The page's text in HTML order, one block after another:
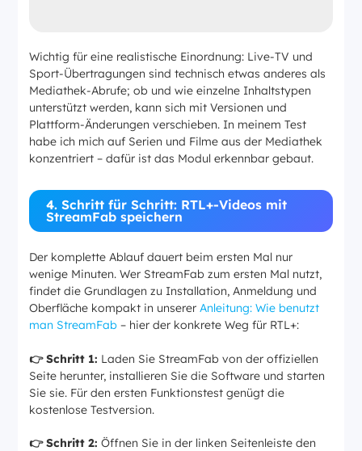
Wichtig für eine realistische Einordnung: Live-TV und
Sport-Übertragungen sind technisch etwas anderes als
Mediathek-Abrufe; ob und wie einzelne Inhaltstypen
unterstützt werden, kann sich mit Versionen und
Plattform-Änderungen verschieben. In meinem Test
habe ich mich auf Serien und Filme aus der Mediathek
konzentriert – dafür ist das Modul erkennbar gebaut.
4. Schritt für Schritt: RTL+-Videos mit
StreamFab speichern
Der komplette Ablauf dauert beim ersten Mal nur
wenige Minuten. Wer StreamFab zum ersten Mal nutzt,
findet die Grundlagen zu Installation, Anmeldung und
Oberfläche kompakt in unsererAnleitung: Wie benutzt
man StreamFab – hier der konkrete Weg für RTL+:
👉 Schritt 1: Laden Sie StreamFab von der offiziellen
Seite herunter, installieren Sie die Software und starten
Sie sie. Für den ersten Funktionstest genügt die
kostenlose Testversion.
👉 Schritt 2: Öffnen Sie in der linken Seitenleiste den